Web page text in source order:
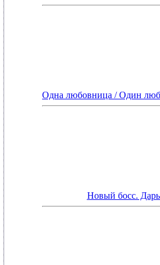
Одна любовница / Один
Новый босс.